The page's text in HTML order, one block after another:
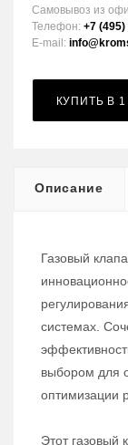
Самовывоз из
Телефон: +7
E-mail:
КУПИТЬ В
Описание
Газовый
системах.
выбором для
оптимизации
Этот газовый